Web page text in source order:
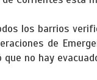
los barrios
de
no hay